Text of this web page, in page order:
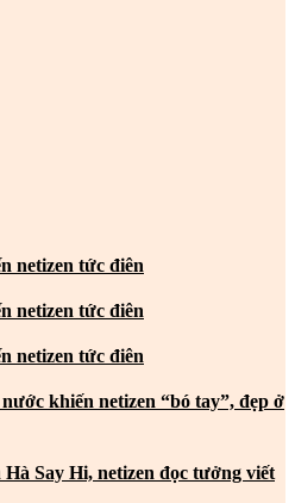
netizen tức điên
netizen tức điên
netizen tức điên
khiến netizen “bó tay”, đẹp ở
Say Hi, netizen đọc tưởng viết